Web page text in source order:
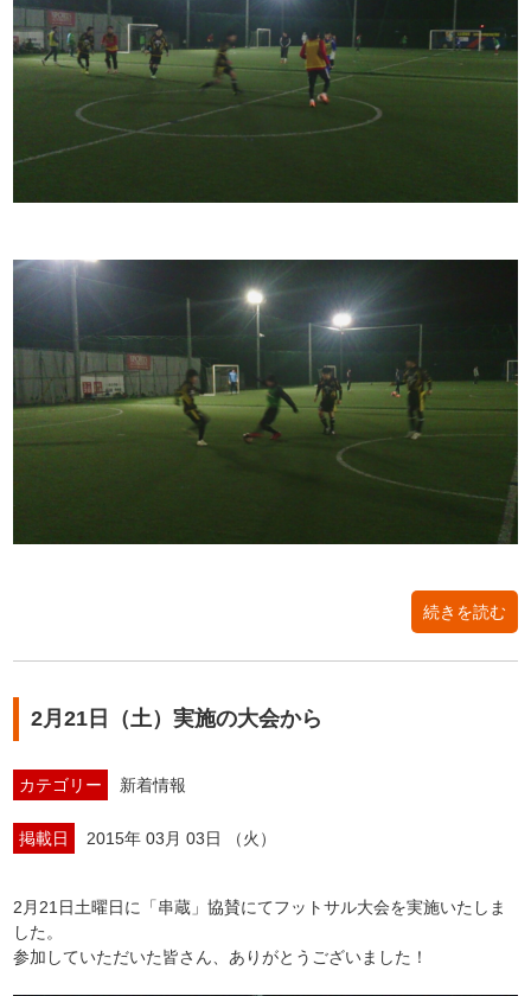
続きを読む
2月21日（土）実施の大会から
カテゴリー 新着情報
掲載日 2015年 03月 03日 （火）
2月21日土曜日に「串蔵」協賛にてフットサル大会を実施いたしま
した。
参加していただいた皆さん、ありがとうございました！